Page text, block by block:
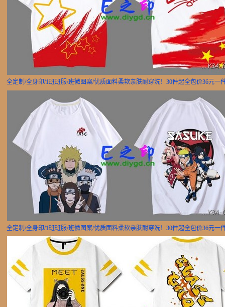
全定制/全身印/1班班服/班徽图案/优质面料柔软亲肤耐穿洗！30件起全包价36元一
全定制/全身印/1班班服/班徽图案/优质面料柔软亲肤耐穿洗！30件起全包价36元一